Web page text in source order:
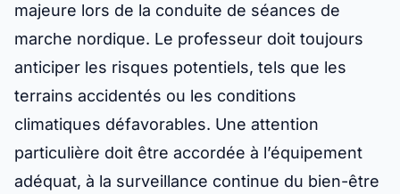
majeure lors de la conduite de séances de
marche nordique. Le professeur doit toujours
anticiper les risques potentiels, tels que les
terrains accidentés ou les conditions
climatiques défavorables. Une attention
particulière doit être accordée à l’équipement
adéquat, à la surveillance continue du bien-être